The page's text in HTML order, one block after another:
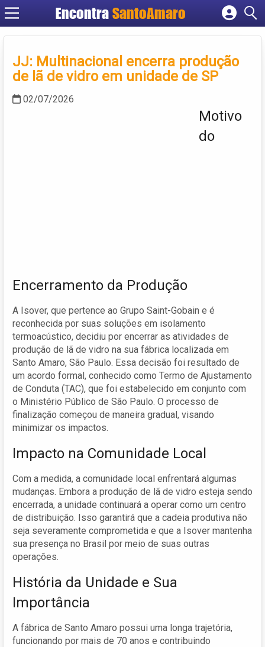
Encontra SantoAmaro
Cadastrar empresa
Criar conta
JJ: Multinacional encerra produção
de lã de vidro em unidade de SP
02/07/2026
Motivo
do
Encerramento da Produção
A Isover, que pertence ao Grupo Saint-Gobain e é
reconhecida por suas soluções em isolamento
termoacústico, decidiu por encerrar as atividades de
produção de lã de vidro na sua fábrica localizada em
Santo Amaro, São Paulo. Essa decisão foi resultado de
um acordo formal, conhecido como Termo de Ajustamento
de Conduta (TAC), que foi estabelecido em conjunto com
o Ministério Público de São Paulo. O processo de
finalização começou de maneira gradual, visando
minimizar os impactos.
Impacto na Comunidade Local
Com a medida, a comunidade local enfrentará algumas
mudanças. Embora a produção de lã de vidro esteja sendo
encerrada, a unidade continuará a operar como um centro
de distribuição. Isso garantirá que a cadeia produtiva não
seja severamente comprometida e que a Isover mantenha
sua presença no Brasil por meio de suas outras
operações.
História da Unidade e Sua
Importância
A fábrica de Santo Amaro possui uma longa trajetória,
funcionando por mais de 70 anos e contribuindo